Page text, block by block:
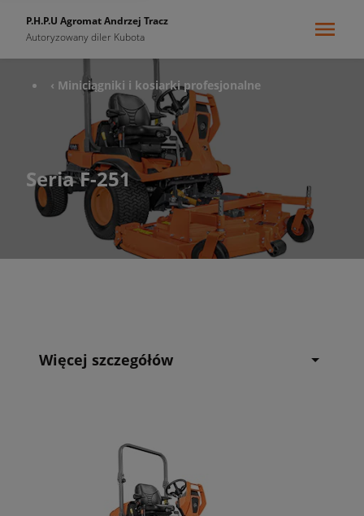
P.H.P.U Agromat Andrzej Tracz
Autoryzowany diler Kubota
‹ Miniciągniki i kosiarki profesjonalne
Seria F-251
Więcej szczegółów